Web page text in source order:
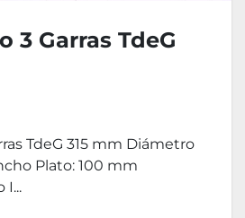
3 Garras TdeG
TdeG 315 mm Diámetro
Plato: 100 mm
I...